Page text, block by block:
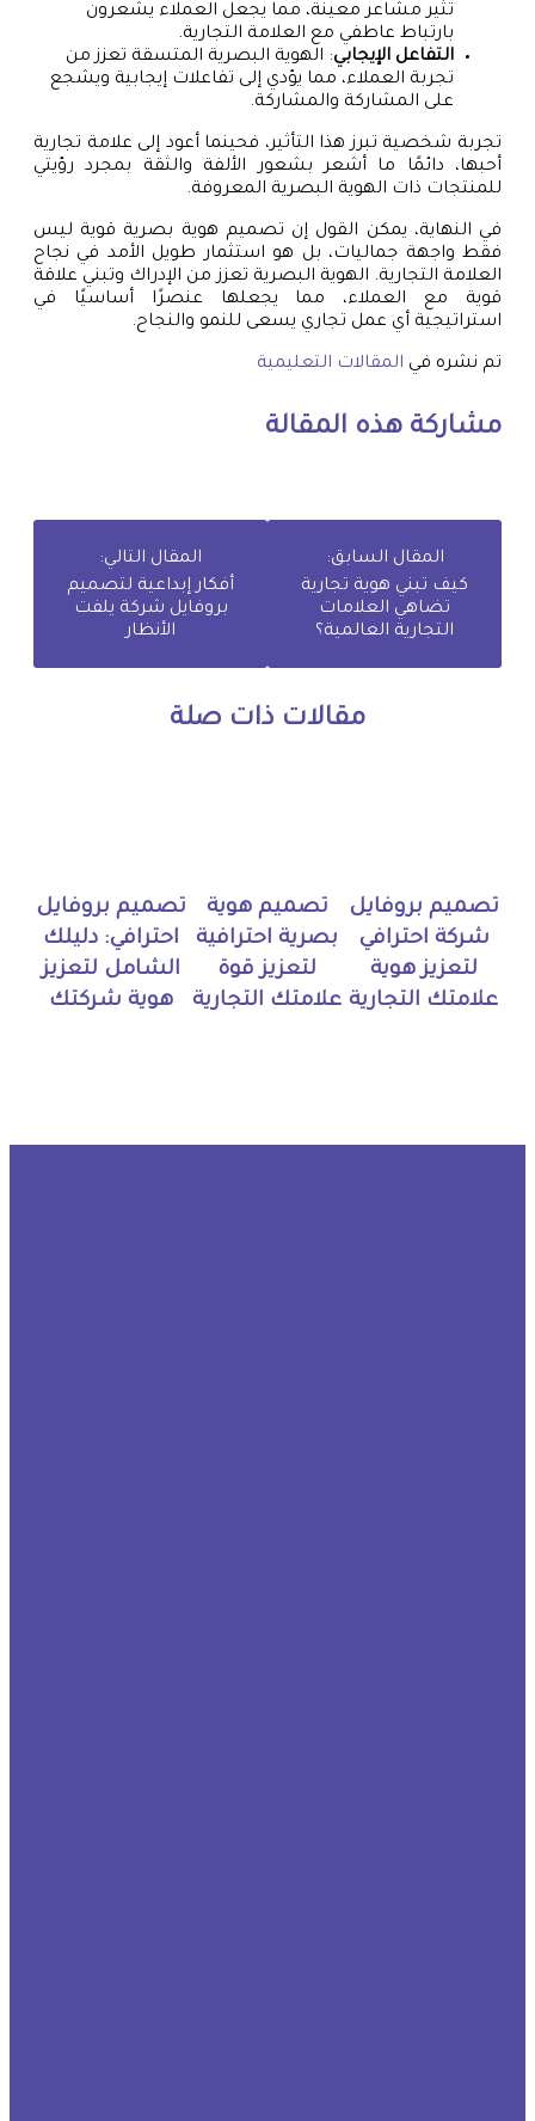
تثير مشاعر معينة، مما يجعل العملاء يشعرون
بارتباط عاطفي مع العلامة التجارية.
التفاعل الإيجابي: الهوية البصرية المتسقة تعزز من
تجربة العملاء، مما يؤدي إلى تفاعلات إيجابية ويشجع
على المشاركة والمشاركة.
تجربة شخصية تبرز هذا التأثير، فحينما أعود إلى علامة تجارية
أحبها، دائمًا ما أشعر بشعور الألفة والثقة بمجرد رؤيتي
للمنتجات ذات الهوية البصرية المعروفة.
في النهاية، يمكن القول إن تصميم هوية بصرية قوية ليس
فقط واجهة جماليات، بل هو استثمار طويل الأمد في نجاح
العلامة التجارية. الهوية البصرية تعزز من الإدراك وتبني علاقة
قوية مع العملاء، مما يجعلها عنصرًا أساسيًا في
استراتيجية أي عمل تجاري يسعى للنمو والنجاح.
تم نشره في المقالات التعليمية
مشاركة هذه المقالة
المقال السابق:
كيف تبني هوية تجارية
تضاهي العلامات
التجارية العالمية؟
المقال التالي:
أفكار إبداعية لتصميم
بروفايل شركة يلفت
الأنظار
مقالات ذات صلة
تصميم بروفايل
شركة احترافي
لتعزيز هوية
علامتك التجارية
تصميم هوية
بصرية احترافية
لتعزيز قوة
علامتك التجارية
تصميم بروفايل
احترافي: دليلك
الشامل لتعزيز
هوية شركتك